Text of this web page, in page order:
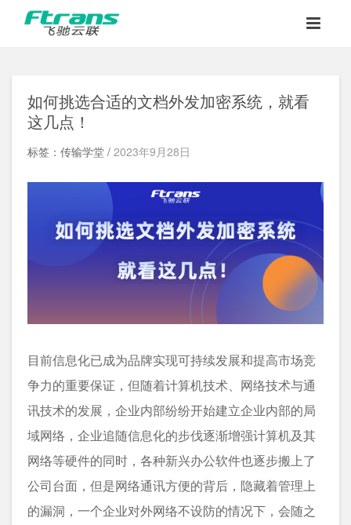
如何挑选合适的文档外发加密系统，就看
这几点！
标签：传输学堂 / 2023年9月28日
目前信息化已成为品牌实现可持续发展和提高市场竞
争力的重要保证，但随着计算机技术、网络技术与通
讯技术的发展，企业内部纷纷开始建立企业内部的局
域网络，企业追随信息化的步伐逐渐增强计算机及其
网络等硬件的同时，各种新兴办公软件也逐步搬上了
公司台面，但是网络通讯方便的背后，隐藏着管理上
的漏洞，一个企业对外网络不设防的情况下，会随之